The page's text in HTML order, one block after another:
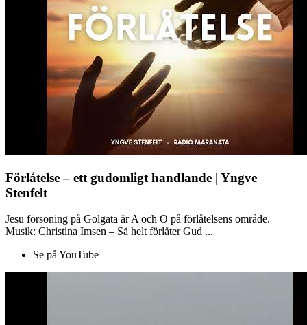
Förlåtelse – ett gudomligt handlande | Yngve
Stenfelt
Jesu försoning på Golgata är A och O på förlåtelsens område.
Musik: Christina Imsen – Så helt förlåter Gud ...
Se på YouTube